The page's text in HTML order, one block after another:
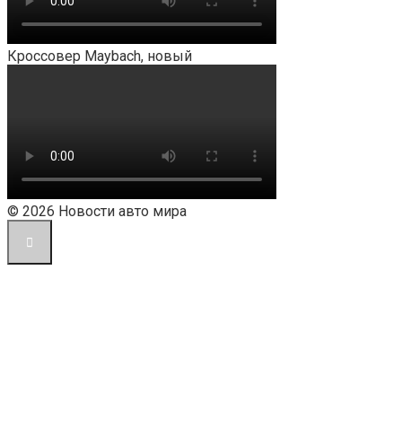
Кроссовер Maybach, новый
© 2026 Новости авто мира